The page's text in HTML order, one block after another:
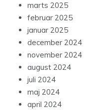
marts 2025
februar 2025
januar 2025
december 2024
november 2024
august 2024
juli 2024
maj 2024
april 2024